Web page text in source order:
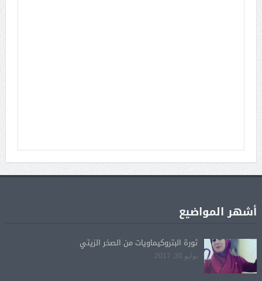
أشهر المواضيع
ثورة البتروكيماويات من الصخر الزيتي
يوليو 30, 2017